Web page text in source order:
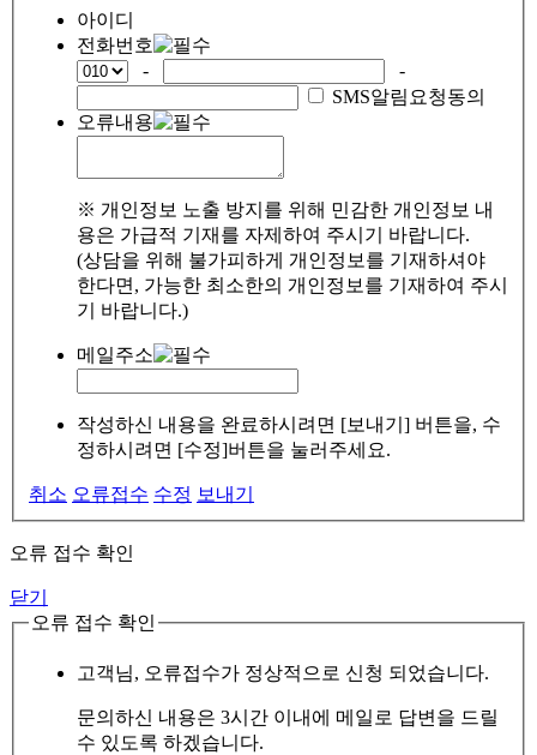
아이디
전화번호
-
-
SMS알림요청동의
오류내용
※ 개인정보 노출 방지를 위해 민감한 개인정보 내
용은 가급적 기재를 자제하여 주시기 바랍니다.
(상담을 위해 불가피하게 개인정보를 기재하셔야
한다면, 가능한 최소한의 개인정보를 기재하여 주시
기 바랍니다.)
메일주소
작성하신 내용을 완료하시려면 [보내기] 버튼을, 수
정하시려면 [수정]버튼을 눌러주세요.
취소 오류접수 수정 보내기
오류 접수 확인
닫기
오류 접수 확인
고객님, 오류접수가 정상적으로 신청 되었습니다.
문의하신 내용은 3시간 이내에 메일로 답변을 드릴
수 있도록 하겠습니다.